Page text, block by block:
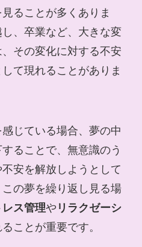
ることが多くありま
、卒業など、大きな変
その変化に対する不安
て現れることがありま
じている場合、夢の中
ることで、無意識のう
安を解放しようとして
の夢を繰り返し見る場
ス管理や リラクゼーシ
ことが重要です。